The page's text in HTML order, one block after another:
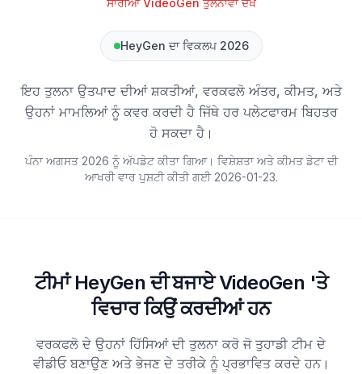
ਸਾਰੀਆਂ VideoGen ਤੁਲਨਾਵਾਂ ਦੇਖੋ
HeyGen ਦਾ ਵਿਕਲਪ 2026
ਇਹ ਤੁਲਨਾ ਉਤਪਾਦ ਦੀਆਂ ਸ਼ਕਤੀਆਂ, ਵਰਕਫਲੋ ਅੰਤਰ, ਕੀਮਤ, ਅਤੇ
ਉਹਨਾਂ ਮਾਮਲਿਆਂ ਨੂੰ ਕਵਰ ਕਰਦੀ ਹੈ ਜਿੱਥੇ ਹਰ ਪਲੇਟਫਾਰਮ ਬਿਹਤਰ
ਹੋ ਸਕਦਾ ਹੈ।
ਪੰਨਾ ਅਗਸਤ 2026 ਨੂੰ ਅੱਪਡੇਟ ਕੀਤਾ ਗਿਆ। ਵਿਸ਼ੇਸ਼ਤਾ ਅਤੇ ਕੀਮਤ ਡੇਟਾ ਦੀ
ਆਖਰੀ ਵਾਰ ਪੁਸ਼ਟੀ ਕੀਤੀ ਗਈ 2026-01-23.
ਟੀਮਾਂ HeyGen ਦੀ ਬਜਾਏ VideoGen 'ਤੇ
ਵਿਚਾਰ ਕਿਉਂ ਕਰਦੀਆਂ ਹਨ
ਵਰਕਫਲੋ ਦੇ ਉਹਨਾਂ ਹਿੱਸਿਆਂ ਦੀ ਤੁਲਨਾ ਕਰੋ ਜੋ ਤੁਹਾਡੀ ਟੀਮ ਦੇ
ਵੀਡੀਓ ਬਣਾਉਣ ਅਤੇ ਭੇਜਣ ਦੇ ਤਰੀਕੇ ਨੂੰ ਪ੍ਰਭਾਵਿਤ ਕਰਦੇ ਹਨ।